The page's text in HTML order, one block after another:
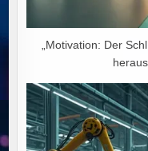
„Motivation: Der